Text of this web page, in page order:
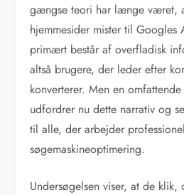
gængse teori har længe været,
hjemmesider mister til Googles
primært består af overfladisk
altså brugere, der leder efter
konverterer. Men en
udfordrer nu dette narrativ og
til alle, der arbejder
søgemaskineoptimering.
Undersøgelsen viser, at de klik,